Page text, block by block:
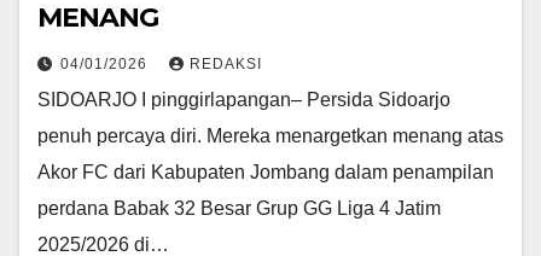
MENANG
04/01/2026 REDAKSI
SIDOARJO I pinggirlapangan– Persida Sidoarjo
penuh percaya diri. Mereka menargetkan menang atas
Akor FC dari Kabupaten Jombang dalam penampilan
perdana Babak 32 Besar Grup GG Liga 4 Jatim
2025/2026 di…